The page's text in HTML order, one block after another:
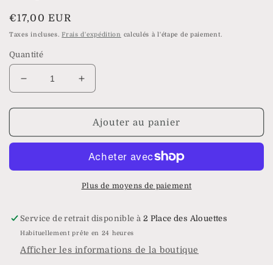
Prix
habituel
€17,00 EUR
Taxes incluses.Frais d'expédition calculés à l'étape de paiement.
Quantité
Réduire
la
quantité
Bague
Augmenter
la
quantité
Bague
Ajouter au panier
Plus de moyens de paiement
Service de retrait disponible à 2 Place des Alouettes
Habituellement prête en 24 heures
Afficher les informations de la boutique